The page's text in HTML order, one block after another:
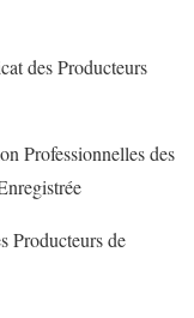
des
de